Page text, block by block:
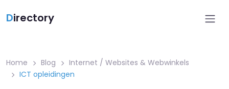
Directory
Home Blog
Internet / Websites & Webwinkels
ICT opleidingen